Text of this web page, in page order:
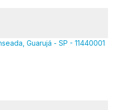
Guarujá - SP - 11440001